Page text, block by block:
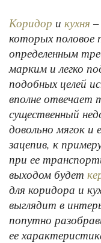
Коридор и кухня
которых
определенным
марким и легко
подобных целей
вполне отвечает
существенный
довольно мягок и
зацепив, к
при ее
выходом будет
для коридора и
выглядит в
попутно
ее